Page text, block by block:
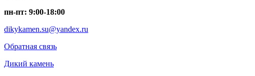
пн-пт: 9:00-18:00
dikykamen.su@yandex.ru
Обратная связь
Дикий камень